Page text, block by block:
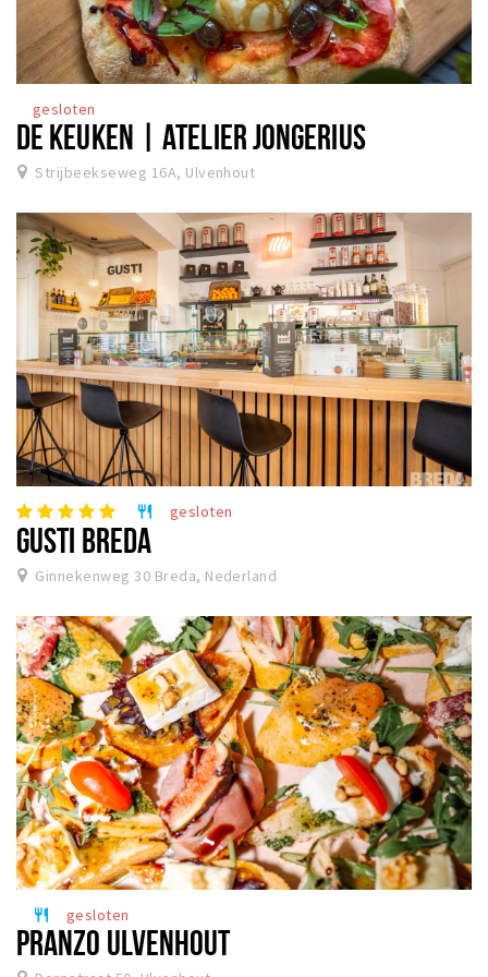
gesloten
DE KEUKEN | ATELIER JONGERIUS
Strijbeekseweg 16A, Ulvenhout
restaurant gesloten
GUSTI BREDA
Ginnekenweg 30 Breda, Nederland
restaurant gesloten
PRANZO ULVENHOUT